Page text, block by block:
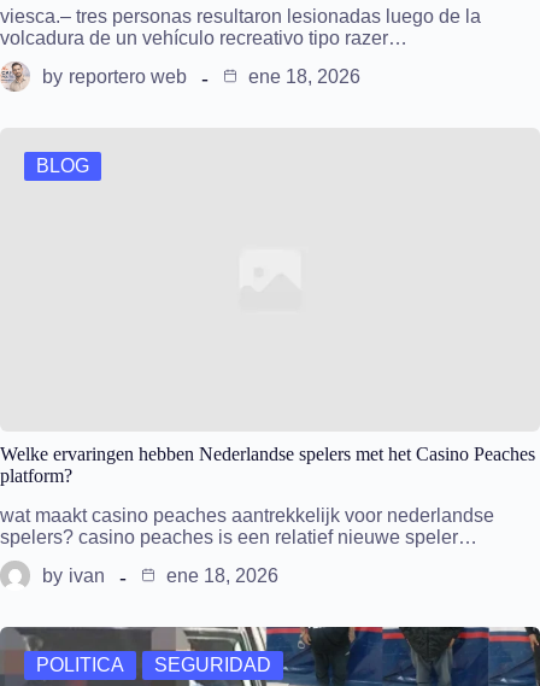
viesca.– tres personas resultaron lesionadas luego de la
volcadura de un vehículo recreativo tipo razer…
by reportero web ene 18, 2026
BLOG
Welke ervaringen hebben Nederlandse spelers met het Casino Peaches
platform?
wat maakt casino peaches aantrekkelijk voor nederlandse
spelers? casino peaches is een relatief nieuwe speler…
by ivan ene 18, 2026
POLITICA SEGURIDAD